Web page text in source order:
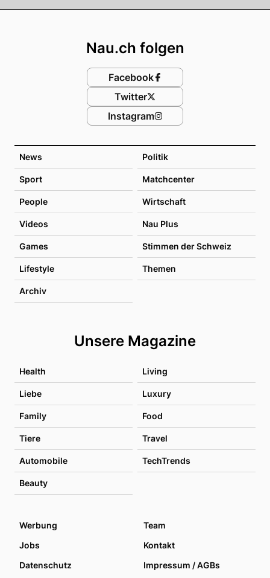
News Politik
Sport Matchcenter
People Wirtschaft
Videos Nau Plus
Games Stimmen der Schweiz
Lifestyle Themen
Archiv
Unsere Magazine
Health Living
Liebe Luxury
Family Food
Tiere Travel
Automobile TechTrends
Beauty
Nau.ch folgen
Facebook
Twitter
Instagram
Werbung
Team
Jobs
Kontakt
Datenschutz
Impressum / AGBs